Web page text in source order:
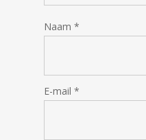
Naam *
E-mail *